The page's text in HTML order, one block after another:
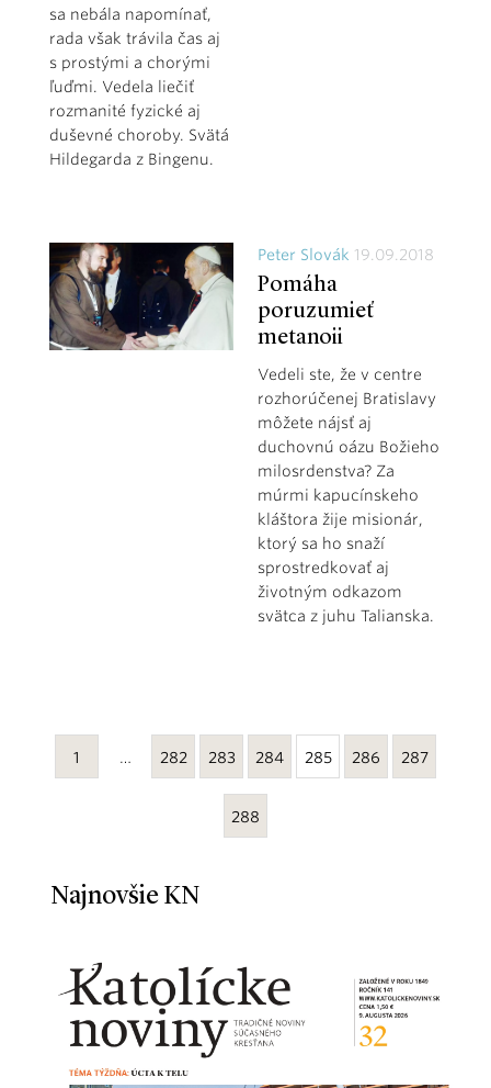
sa nebála napomínať,
rada však trávila čas aj
s prostými a chorými
ľuďmi. Vedela liečiť
rozmanité fyzické aj
duševné choroby. Svätá
Hildegarda z Bingenu.
Peter Slovák 19.09.2018
Pomáha
poruzumieť
metanoii
Vedeli ste, že v centre
rozhorúčenej Bratislavy
môžete nájsť aj
duchovnú oázu Božieho
milosrdenstva? Za
múrmi kapucínskeho
kláštora žije misionár,
ktorý sa ho snaží
sprostredkovať aj
životným odkazom
svätca z juhu Talianska.
1 … 282 283 284 285 286 287
288
Najnovšie KN